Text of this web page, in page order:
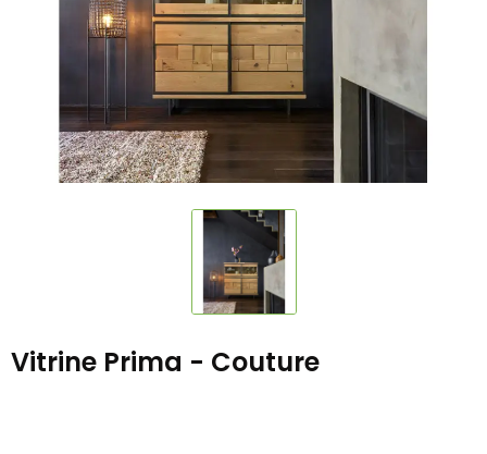
Vitrine Prima - Couture